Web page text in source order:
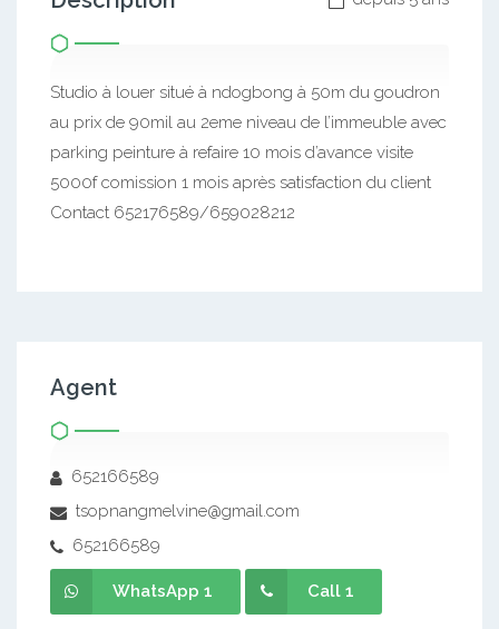
Studio à louer situé à ndogbong à 50m du goudron
au prix de 90mil au 2eme niveau de l’immeuble avec
parking peinture à refaire 10 mois d’avance visite
5000f comission 1 mois après satisfaction du client
Contact 652176589/659028212
Agent
652166589
tsopnangmelvine@gmail.com
652166589
WhatsApp 1 Call 1